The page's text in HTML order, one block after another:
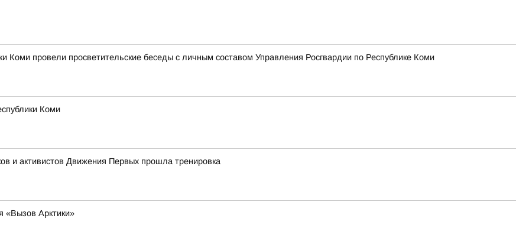
Коми провели просветительские беседы с личным составом Управления Росгвардии по Республике Коми
Коми
и активистов Движения Первых прошла тренировка
«Вызов Арктики»